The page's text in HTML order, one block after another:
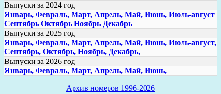
Выпуски за 2024 год
Январь, Февраль, Март, Апрель, Май, Июнь, Июль-август
Сентябрь Октябрь Ноябрь Декабрь
Выпуски за 2025 год
Январь, Февраль, Март, Апрель, Май, Июнь, Июль-август,
Сентябрь, Октябрь, Ноябрь, Декабрь,
Выпуски за 2026 год
Январь, Февраль, Март, Апрель, Май, Июнь,
Архив номеров 1996-2026